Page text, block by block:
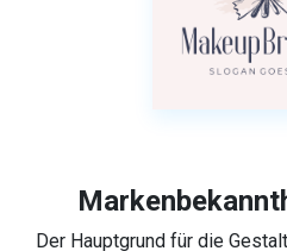
Der Hauptgrund für die